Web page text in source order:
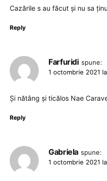
Cazările s au făcut și nu sa
Reply
Farfuridi spune:
1 octombrie 2021
Și nătâng și ticălos Nae
Reply
Gabriela spune:
1 octombrie 2021